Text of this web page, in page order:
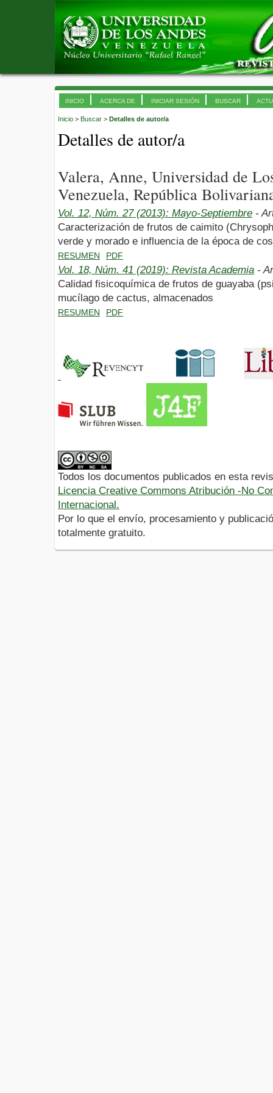
INICIO ACERCA DE INICIAR SESIÓN BUSCAR
Inicio > Buscar > Detalles de autor/a
Detalles de autor/a
Valera, Anne, Universidad de
Venezuela, República
Vol. 12, Núm. 27 (2013): Mayo-Septiembre -
Caracterización de frutos de caimito
verde y morado e influencia de la época de
RESUMEN PDF
Vol. 18, Núm. 41 (2019): Revista Academia -
Calidad fisicoquímica de frutos de guayaba
mucílago de cactus, almacenados
RESUMEN PDF
Todos los documentos publicados en esta
Licencia Creative Commons Atribución -No
Internacional.
Por lo que el envío, procesamiento y
totalmente gratuito.